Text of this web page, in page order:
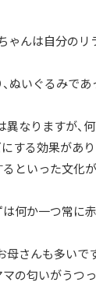
ゃんは自分の
ぬいぐるみで
なりますが、
する効果があり
といった文化
何か一つ常に
さんも多いで
の匂いがうつ